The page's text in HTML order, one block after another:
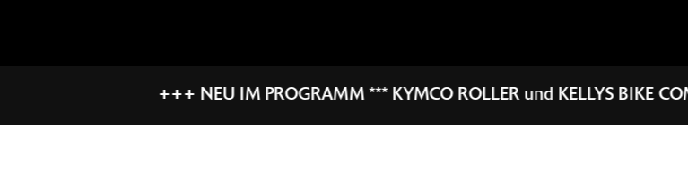
+++ NEU IM PROGRAMM *** KYMCO ROLLER und KELLYS BIKE COMPANY -